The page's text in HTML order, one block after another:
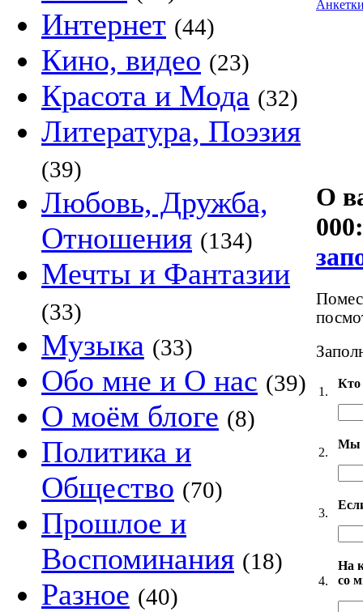
Интернет (44)
Кино, видео (23)
Красота и Мода (32)
Литература, Поэзия
(39)
Любовь, Дружба,
Отношения (134)
Мечты и Фантазии
(33)
Музыка (33)
Обо мне и О нас (39)
О моём блоге (8)
Политика и
Общество (70)
Прошлое и
Воспоминания (18)
Разное (40)
О
1.
2.
Мы
3.
4.
На
со